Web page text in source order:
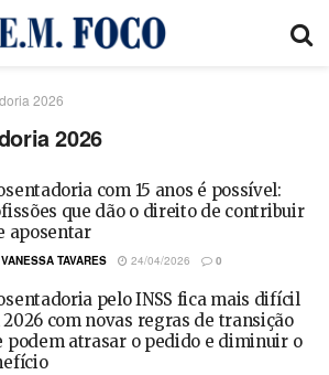
2026
2026
com 15 anos é possível:
que dão o direito de contribuir
aposentar
VANESSA TAVARES 24/04/2026 0
pelo INSS fica mais difícil
2026 com novas regras de transição
podem atrasar o pedido e diminuir o